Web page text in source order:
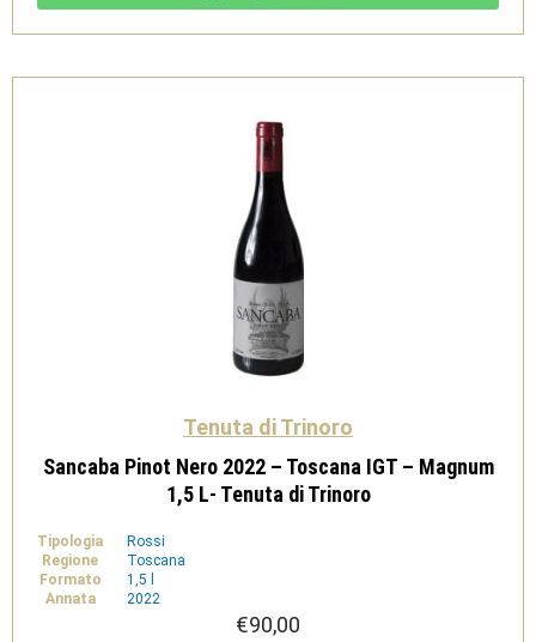
-
L-
Tenuta di Trinoro
Sancaba Pinot Nero 2022 – Toscana IGT – Magnum
1,5 L- Tenuta di Trinoro
Tipologia
Rossi
Regione
Toscana
Formato
1,5 l
Annata
2022
€90,00